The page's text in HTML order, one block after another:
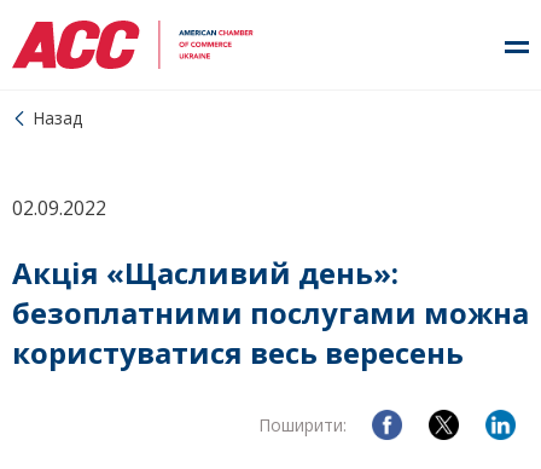
Назад
02.09.2022
Акція «Щасливий день»:
безоплатними послугами можна
користуватися весь вересень
Поширити: